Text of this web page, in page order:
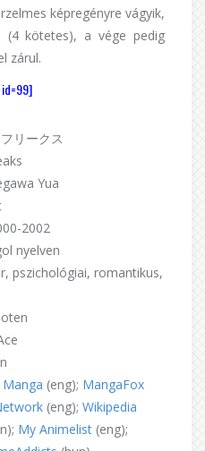
képregényre vágyik,
(4 kötetes), a vége pedig
zárul.
リークス
Yua
2002
nyelven
pszichológiai, romantikus,
(eng); MangaFox
(eng); Wikipedia
My Animelist (eng);